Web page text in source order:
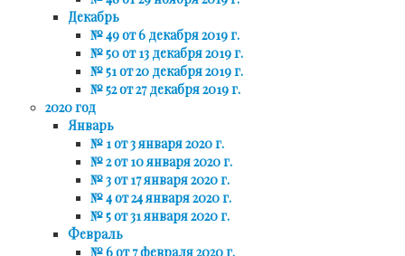
Декабрь
№ 49 от 6 декабря 2019 г.
№ 50 от 13 декабря 2019 г.
№ 51 от 20 декабря 2019 г.
№ 52 от 27 декабря 2019 г.
2020 год
Январь
№ 1 от 3 января 2020 г.
№ 2 от 10 января 2020 г.
№ 3 от 17 января 2020 г.
№ 4 от 24 января 2020 г.
№ 5 от 31 января 2020 г.
Февраль
№ 6 от 7 февраля 2020 г.